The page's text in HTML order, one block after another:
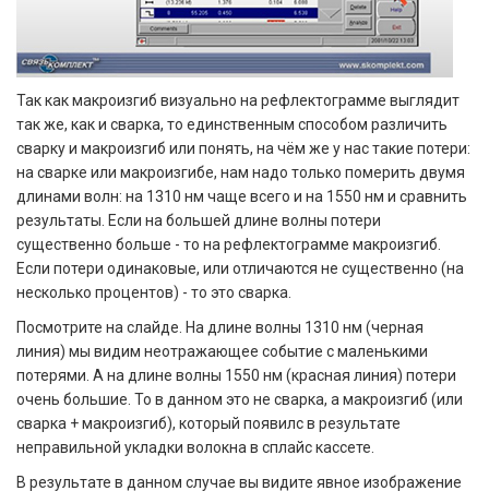
Так как макроизгиб визуально на рефлектограмме выглядит
так же, как и сварка, то единственным способом различить
сварку и макроизгиб или понять, на чём же у нас такие потери:
на сварке или макроизгибе, нам надо только померить двумя
длинами волн: на 1310 нм чаще всего и на 1550 нм и сравнить
результаты. Если на большей длине волны потери
существенно больше - то на рефлектограмме макроизгиб.
Если потери одинаковые, или отличаются не существенно (на
несколько процентов) - то это сварка.
Посмотрите на слайде. На длине волны 1310 нм (черная
линия) мы видим неотражающее событие с маленькими
потерями. А на длине волны 1550 нм (красная линия) потери
очень большие. То в данном это не сварка, а макроизгиб (или
сварка + макроизгиб), который появилс в результате
неправильной укладки волокна в сплайс кассете.
В результате в данном случае вы видите явное изображение